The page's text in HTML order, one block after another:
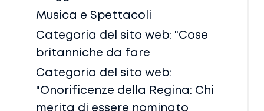
Musica e Spettacoli
Categoria del sito web: "Cose
britanniche da fare
Categoria del sito web:
"Onorificenze della Regina: Chi
merita di essere nominato